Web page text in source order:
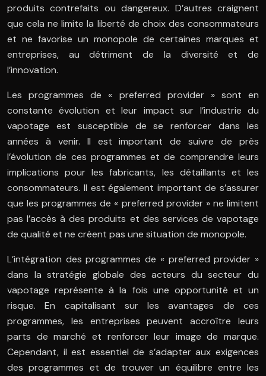
produits contrefaits ou dangereux. D’autres craignent
que cela ne limite la liberté de choix des consommateurs
et ne favorise un monopole de certaines marques et
entreprises, au détriment de la diversité et de
l’innovation.
Les programmes de « preferred provider » sont en
constante évolution et leur impact sur l’industrie du
vapotage est susceptible de se renforcer dans les
années à venir. Il est important de suivre de près
l’évolution de ces programmes et de comprendre leurs
implications pour les fabricants, les détaillants et les
consommateurs. Il est également important de s’assurer
que les programmes de « preferred provider » ne limitent
pas l’accès à des produits et des services de vapotage
de qualité et ne créent pas une situation de monopole.
L’intégration des programmes de « preferred provider »
dans la stratégie globale des acteurs du secteur du
vapotage représente à la fois une opportunité et un
risque. En capitalisant sur les avantages de ces
programmes, les entreprises peuvent accroître leurs
parts de marché et renforcer leur image de marque.
Cependant, il est essentiel de s’adapter aux exigences
des programmes et de trouver un équilibre entre les